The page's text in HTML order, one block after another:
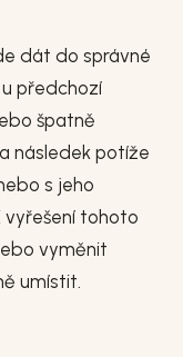
dát do správné
předchozí
špatně
následek potíže
s jeho
vyřešení tohoto
vyměnit
umístit.